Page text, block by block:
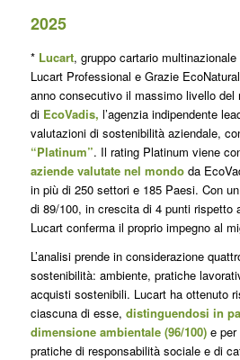
2025
* Lucart, gruppo cartario
Lucart Professional e Grazie
anno consecutivo il massimo livello del
di EcoVadis, l’agenzia indipendente
valutazioni di sostenibilità aziendale,
“Platinum”. Il rating Platinum viene
aziende valutate nel mondoda
in più di 250 settori e 185 Paesi. Con
di 89/100, in crescita di 4 punti rispetto
Lucart conferma il proprio impegno al
L’analisi prende in considerazione
sostenibilità: ambiente, pratiche
acquisti sostenibili. Lucart ha ottenuto
ciascuna di esse, distinguendosi in
dimensione ambientale (96/100)e per
pratiche di responsabilità sociale e di